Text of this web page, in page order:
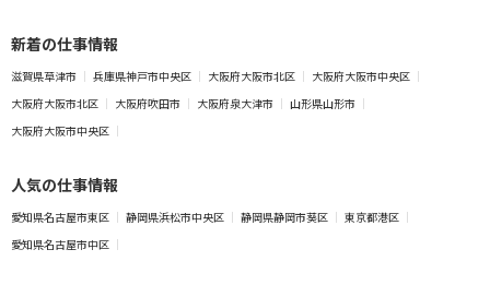
新着の仕事情報
滋賀県草津市 兵庫県神戸市中央区 大阪府大阪市北区
大阪府大阪市中央区
大阪府大阪市北区
大阪府吹田市 大阪府泉大津市
山形県山形市
大阪府大阪市中央区
人気の仕事情報
愛知県名古屋市東区 静岡県浜松市中央区 静岡県静岡市葵区
東京都港区
愛知県名古屋市中区